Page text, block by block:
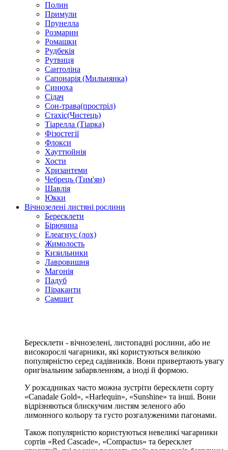
Полин
Примули
Прунелла
Розмарин
Ромашки
Рудбекія
Рутвиця
Сантоліна
Сапонарія (Мильнянка)
Синюха
Сідач
Сон-трава(простріл)
Стахіс(Чистець)
Тіарелла (Тіарка)
Фізостегії
Флокси
Хауттюйнія
Хости
Хризантеми
Чебрець (Тим'ян)
Шавлія
Юкки
Вічнозелені листяні рослини
Бересклети
Бірючина
Елеагнус (лох)
Жимолость
Кизильники
Лавровишня
Магонія
Падуб
Піраканти
Самшит
Бересклети - вічнозелені, листопадні рослини, або не
високорослі чагарники, які користуються великою
популярністю серед садівників. Вони привертають увагу
оригінальним забарвленням, а іноді й формою.
У розсадниках часто можна зустріти бересклети сорту
«Canadale Gold», «Harlequin», «Sunshine» та інші. Вони
відрізняються блискучим листям зеленого або
лимонного кольору та густо розгалуженими пагонами.
Також популярністю користуються невеликі чагарники
сортів «Red Cascade», «Compactus» та бересклет